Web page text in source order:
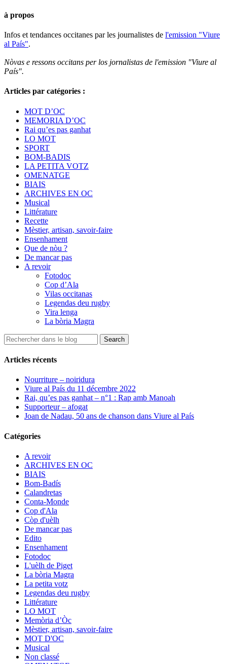
à propos
Infos et tendances occitanes par les journalistes de l'emission "Viure
al País".
Nòvas e ressons occitans per los jornalistas de l'emission "Viure al
País".
Articles par catégories :
MOT D’OC
MEMORIA D’OC
Rai qu’es pas ganhat
LO MOT
SPORT
BOM-BADIS
LA PETITA VOTZ
OMENATGE
BIAIS
ARCHIVES EN OC
Musical
Littérature
Recette
Mèstier, artisan, savoir-faire
Ensenhament
Que de nòu ?
De mancar pas
A revoir
Fotodoc
Cop d’Ala
Vilas occitanas
Legendas deu rugby
Vira lenga
La bòria Magra
Articles récents
Nourriture – noiridura
Viure al País du 11 décembre 2022
Rai, qu’es pas ganhat – n°1 : Rap amb Manoah
Supporteur – afogat
Joan de Nadau, 50 ans de chanson dans Viure al País
Catégories
A revoir
ARCHIVES EN OC
BIAIS
Bom-Badís
Calandretas
Conta-Monde
Cop d'Ala
Còp d'uèlh
De mancar pas
Edito
Ensenhament
Fotodoc
L'uèlh de Piget
La bòria Magra
La petita votz
Legendas deu rugby
Littérature
LO MOT
Memòria d’Òc
Mèstier, artisan, savoir-faire
MOT D'OC
Musical
Non classé